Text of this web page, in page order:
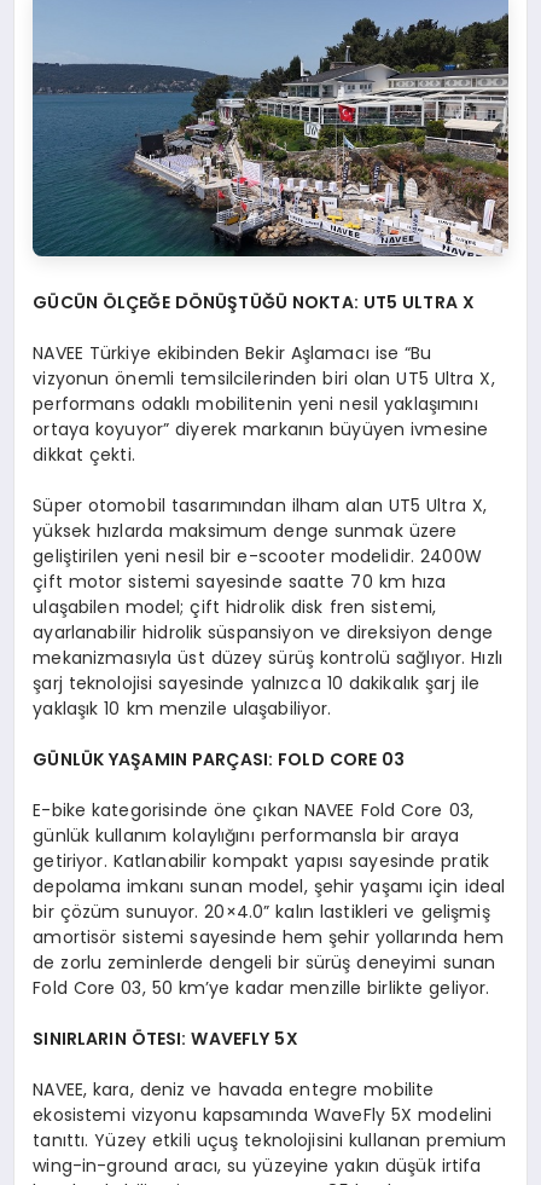
GÜCÜN ÖLÇEĞE DÖNÜŞTÜĞÜ NOKTA: UT5 ULTRA X
NAVEE Türkiye ekibinden Bekir Aşlamacı ise “Bu
vizyonun önemli temsilcilerinden biri olan UT5 Ultra X,
performans odaklı mobilitenin yeni nesil yaklaşımını
ortaya koyuyor” diyerek markanın büyüyen ivmesine
dikkat çekti.
Süper otomobil tasarımından ilham alan UT5 Ultra X,
yüksek hızlarda maksimum denge sunmak üzere
geliştirilen yeni nesil bir e-scooter modelidir. 2400W
çift motor sistemi sayesinde saatte 70 km hıza
ulaşabilen model; çift hidrolik disk fren sistemi,
ayarlanabilir hidrolik süspansiyon ve direksiyon denge
mekanizmasıyla üst düzey sürüş kontrolü sağlıyor. Hızlı
şarj teknolojisi sayesinde yalnızca 10 dakikalık şarj ile
yaklaşık 10 km menzile ulaşabiliyor.
GÜNLÜK YAŞAMIN PARÇASI: FOLD CORE 03
E-bike kategorisinde öne çıkan NAVEE Fold Core 03,
günlük kullanım kolaylığını performansla bir araya
getiriyor. Katlanabilir kompakt yapısı sayesinde pratik
depolama imkanı sunan model, şehir yaşamı için ideal
bir çözüm sunuyor. 20×4.0” kalın lastikleri ve gelişmiş
amortisör sistemi sayesinde hem şehir yollarında hem
de zorlu zeminlerde dengeli bir sürüş deneyimi sunan
Fold Core 03, 50 km’ye kadar menzille birlikte geliyor.
SINIRLARIN ÖTESI: WAVEFLY 5X
NAVEE, kara, deniz ve havada entegre mobilite
ekosistemi vizyonu kapsamında WaveFly 5X modelini
tanıttı. Yüzey etkili uçuş teknolojisini kullanan premium
wing-in-ground aracı, su yüzeyine yakın düşük irtifa